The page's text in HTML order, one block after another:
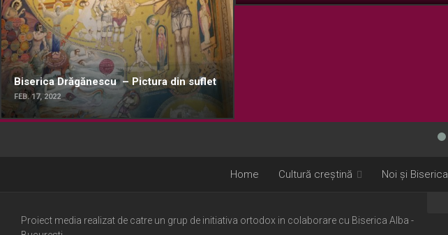
Biserica Drăgănescu – Pictura din suflet
FEB. 17, 2022
Home Cultură creștină Noi și Biserica
Proiect media realizat de catre un grup de initiativa ortodox in colaborare cu Biserica Alba -